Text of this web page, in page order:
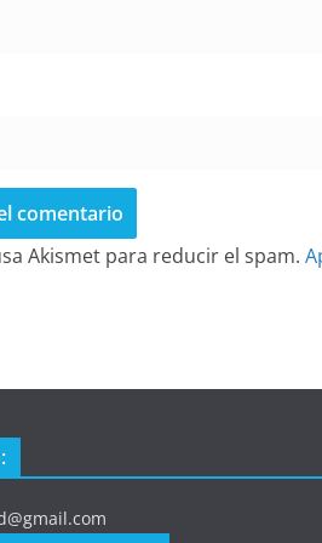
Akismet para reducir el spam.